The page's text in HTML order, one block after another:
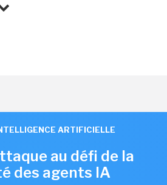
ARTIFICIELLE
au défi de la
des agents IA